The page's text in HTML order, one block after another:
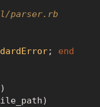
parser.rb
; end
)